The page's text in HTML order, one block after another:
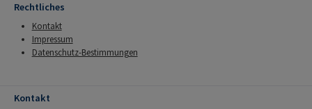
Rechtliches
Kontakt
Impressum
Datenschutz-Bestimmungen
Kontakt